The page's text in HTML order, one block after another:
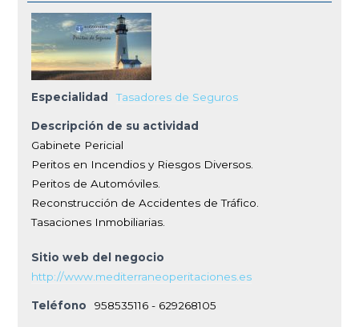
Especialidad Tasadores de Seguros
Descripción de su actividad
Gabinete Pericial
Peritos en Incendios y Riesgos Diversos.
Peritos de Automóviles.
Reconstrucción de Accidentes de Tráfico.
Tasaciones Inmobiliarias.
Sitio web del negocio
http://www.mediterraneoperitaciones.es
Teléfono 958535116 - 629268105